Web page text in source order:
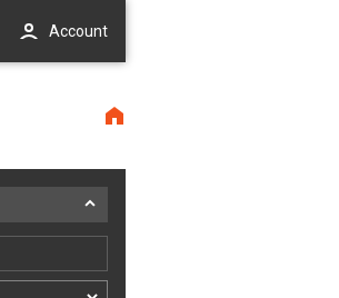
Account